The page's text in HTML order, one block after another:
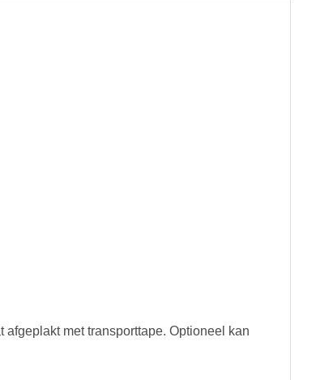
met transporttape. Optioneel kan